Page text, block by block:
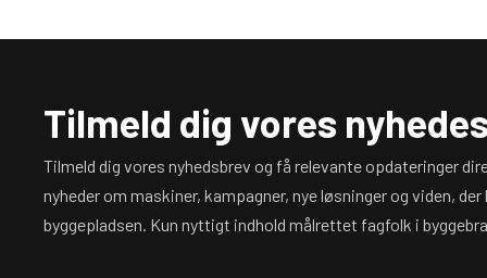
Tilmeld dig vores
Tilmeld dig vores nyhedsbrev og få relevante opdateringer
nyheder om maskiner, kampagner, nye løsninger og viden,
byggepladsen. Kun nyttigt indhold målrettet fagfolk i